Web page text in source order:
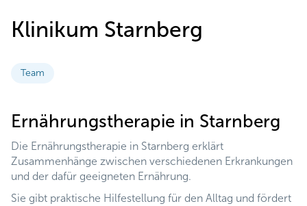
Klinikum Starnberg
Team
Ernährungstherapie in Starnberg
Die Ernährungstherapie in Starnberg erklärt
Zusammenhänge zwischen verschiedenen Erkrankungen
und der dafür geeigneten Ernährung.
Sie gibt praktische Hilfestellung für den Alltag und fördert